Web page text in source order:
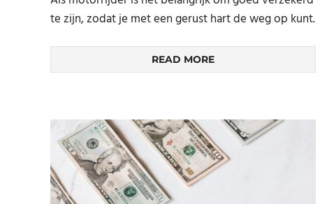
te zijn, zodat je met een gerust hart de weg op kunt.
READ MORE